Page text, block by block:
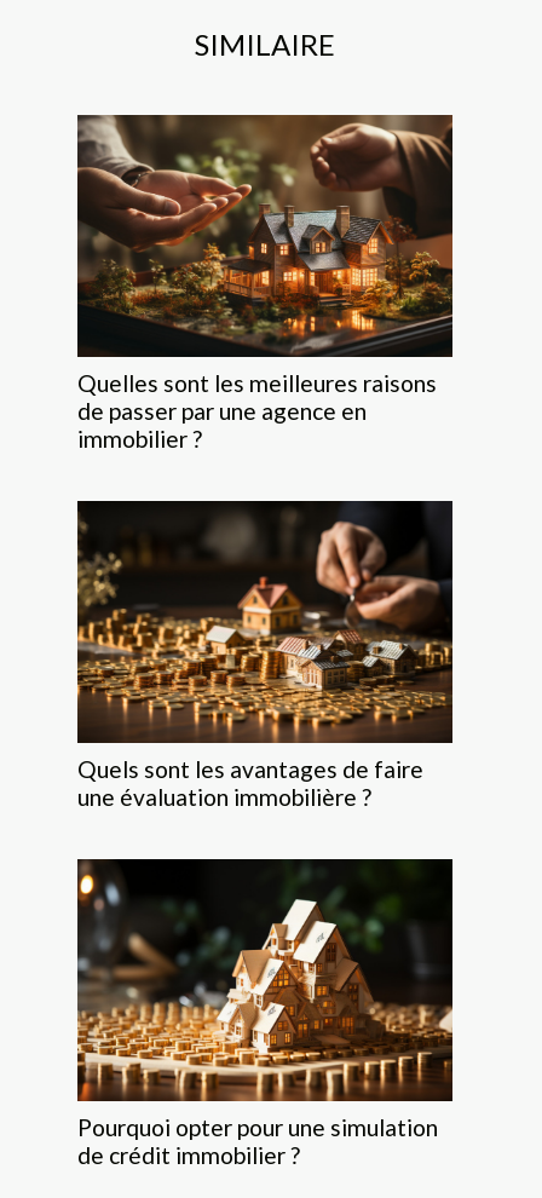
SIMILAIRE
Quelles sont les meilleures raisons
de passer par une agence en
immobilier ?
Quels sont les avantages de faire
une évaluation immobilière ?
Pourquoi opter pour une simulation
de crédit immobilier ?